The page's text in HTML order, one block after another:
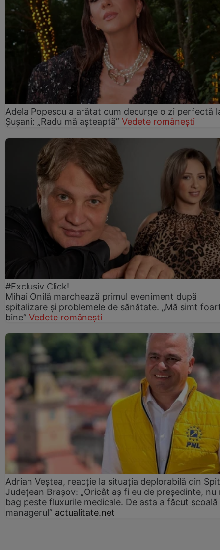
Adela Popescu a arătat cum decurge o zi perfectă
Șușani: „Radu mă așteaptă” Vedete românești
#Exclusiv Click!
Mihai Onilă marchează primul eveniment după
spitalizare și problemele de sănătate. „Mă simt
bine” Vedete românești
Adrian Veștea, reacție la situația deplorabilă din
Județean Brașov: „Oricât aș fi eu de președinte, nu
bag peste fluxurile medicale. De asta a făcut școală
managerul” actualitate.net